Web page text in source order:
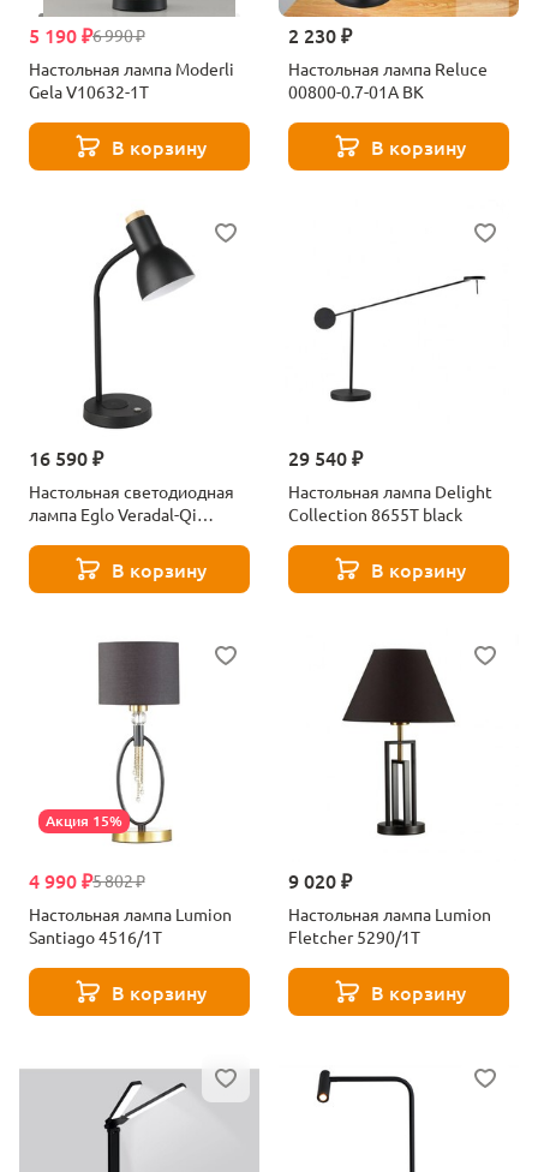
6 990 ₽
5 190 ₽
Настольная лампа Moderli
Gela V10632-1T
В корзину
2 230 ₽
Настольная лампа Reluce
00800-0.7-01A BK
В корзину
16 590 ₽
Настольная светодиодная
лампа Eglo Veradal-Qi
В корзину
29 540 ₽
Настольная лампа Delight
Collection 8655T black
В корзину
Акция 15%
5 802 ₽
4 990 ₽
Настольная лампа Lumion
Santiago 4516/1T
В корзину
9 020 ₽
Настольная лампа Lumion
Fletcher 5290/1T
В корзину